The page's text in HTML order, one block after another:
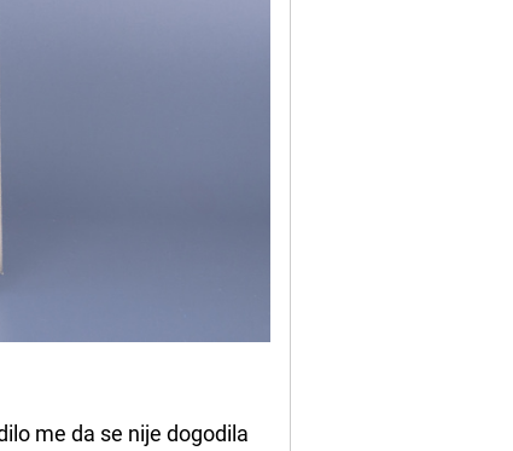
me da se nije dogodila